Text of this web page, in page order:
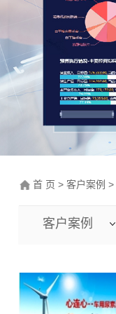
首 页 > 客户案例 >
客户案例